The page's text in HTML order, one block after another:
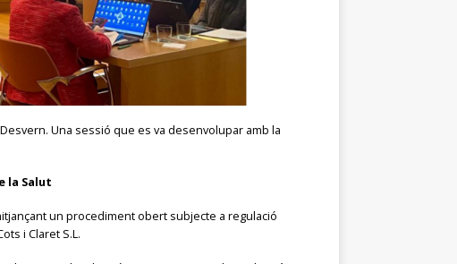
Una sessió que es va desenvolupar amb la
la Salut
un procediment obert subjecte a regulació
i Claret S.L.